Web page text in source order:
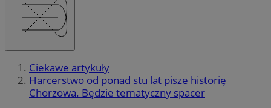
Ciekawe artykuły
Harcerstwo od ponad stu lat pisze historię
Chorzowa. Będzie tematyczny spacer